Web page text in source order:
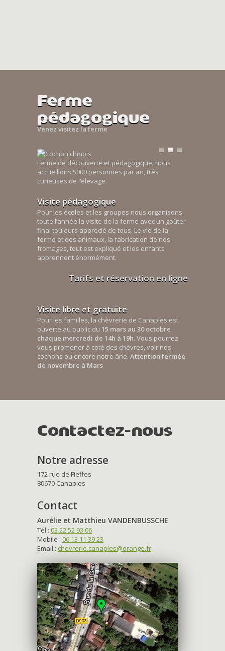
Ferme
pédagogique
Venez visitez la ferme
Ferme de découverte et pédagogique, nous
accueillons 5000 personnes par an, trés
curieuses de l’élevage.
Visite pédagogique
Pour les écoles et les groupes nous organisons
toute l’année la visite de la ferme avec un goûter
final toujours apprécié de tous. Le vie de la
ferme et des animaux, la fabrication de nos
fromages, tout est expliqué et les enfants
apprennent énormément.
Tarifs et réservation en ligne
Visite libre et gratuite
Pour les familles, la chèvrerie de Canaples est
ouverte au public du 15 mars au 30 octobre
chaque mercredi de 14h à 19h. Vous pourrez
vous promener à coté des chèvres, voir nos
cochons ou encore notre âne. Attention fermée
de novembre à Mars
Contactez-nous
Notre adresse
172 rue de Fieffes
80670 Canaples
Contact
Aurélie et Matthieu VANDENBUSSCHE
Tél : 03 22 52 93 06
Mobile : 06 13 11 39 23
Email : chevrerie.canaples@orange.fr